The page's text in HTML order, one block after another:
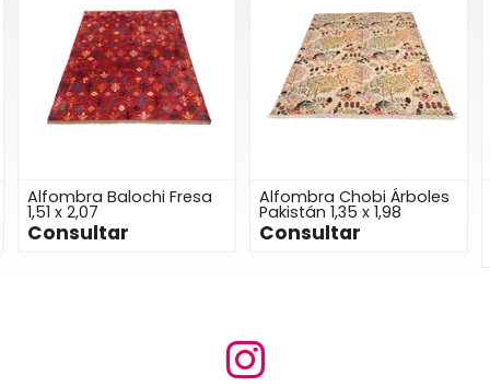
Alfombra Balochi Fresa
1,51 x 2,07
Consultar
Alfombra Chobi Árboles
Pakistán 1,35 x 1,98
Consultar